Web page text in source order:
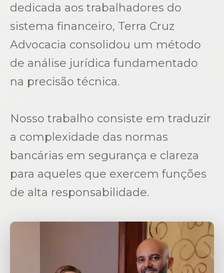
dedicada aos trabalhadores do
sistema financeiro, Terra Cruz
Advocacia consolidou um método
de análise jurídica fundamentado
na precisão técnica.
Nosso trabalho consiste em traduzir
a complexidade das normas
bancárias em segurança e clareza
para aqueles que exercem funções
de alta responsabilidade.